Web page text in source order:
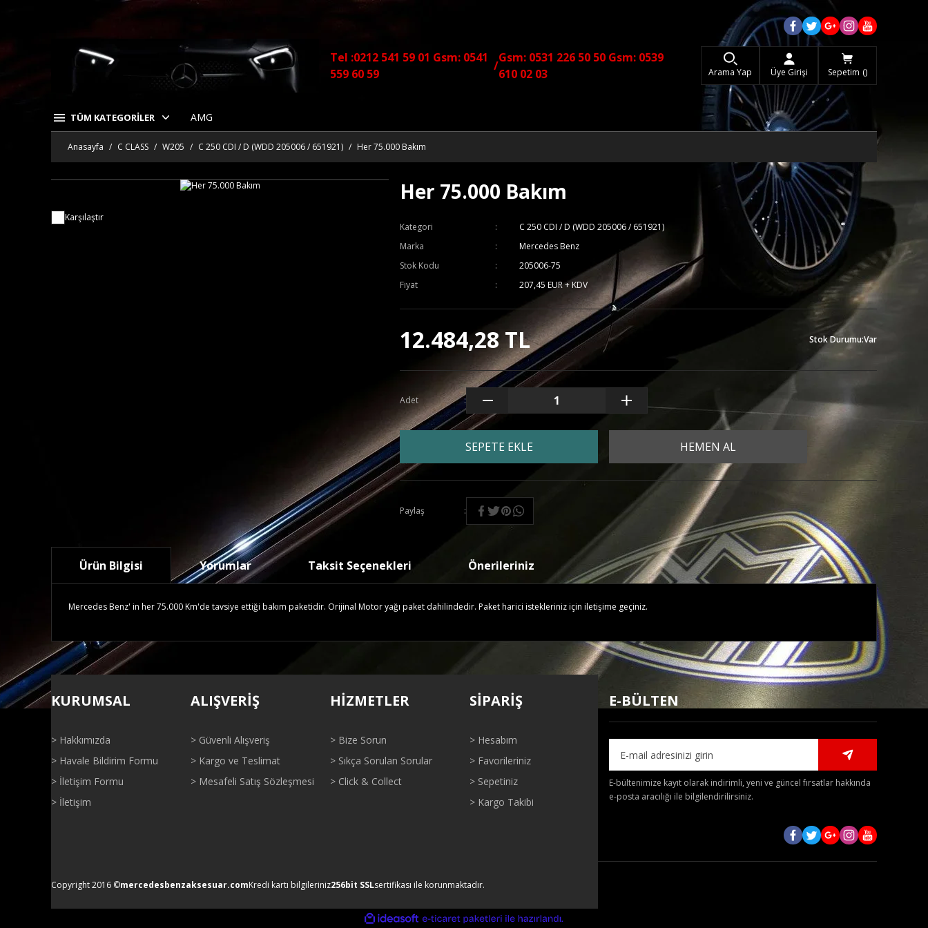
Tel :0212 541 59 01 Gsm: 0541
559 60 59
/
Gsm: 0531 226 50 50 Gsm: 0539
610 02 03
Arama Yap Üye Girişi Sepetim
TÜM KATEGORİLER AMG
Anasayfa C CLASS W205 C 250 CDI / D (WDD 205006 / 651921) Her 75.000 Bakım
Karşılaştır
Her 75.000 Bakım
Kategori
C 250 CDI / D (WDD 205006 / 651921)
Marka
Mercedes Benz
Stok Kodu
205006-75
Fiyat
207,45 EUR + KDV
12.484,28 TL Stok Durumu:Var
Adet
SEPETE EKLE HEMEN AL
Paylaş
Ürün Bilgisi Yorumlar Taksit Seçenekleri Önerileriniz
Mercedes Benz' in her 75.000 Km'de tavsiye ettiği bakım paketidir. Orijinal Motor yağı paket dahilindedir. Paket harici istekleriniz için iletişime geçiniz.
Bu ürünün fiyat bilgisi, resim, ürün açıklamalarında ve diğer konularda yetersiz gördüğünüz noktaları öneri formunu kullanarak tarafımıza iletebilirsiniz.
Görüş ve önerileriniz için teşekkür ederiz.
Ürün resmi kalitesiz, bozuk veya görüntülenemiyor.
Ürün fiyatı diğer sitelerden daha pahalı.
Gönder
KURUMSAL
> Hakkımızda
> Havale Bildirim Formu
> İletişim Formu
> İletişim
ALIŞVERİŞ
> Güvenli Alışveriş
> Kargo ve Teslimat
> Mesafeli Satış Sözleşmesi
HİZMETLER
> Bize Sorun
> Sıkça Sorulan Sorular
> Click & Collect
SİPARİŞ
> Hesabım
> Favorileriniz
> Sepetiniz
> Kargo Takibi
E-BÜLTEN
E-bültenimize kayıt olarak indirimli, yeni ve güncel fırsatlar hakkında
e-posta aracılığı ile bilgilendirilirsiniz.
Copyright 2016 ©mercedesbenzaksesuar.comKredi kartı bilgileriniz256bit SSLsertifikası ile korunmaktadır.
ideasoft
e-